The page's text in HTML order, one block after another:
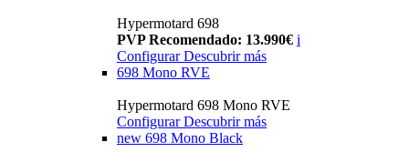
Hypermotard 698
PVP Recomendado: 13.990€ i
ConfigurarDescubrir más
698 Mono RVE
Hypermotard 698 Mono RVE
Configurar Descubrir más
new 698 Mono Black